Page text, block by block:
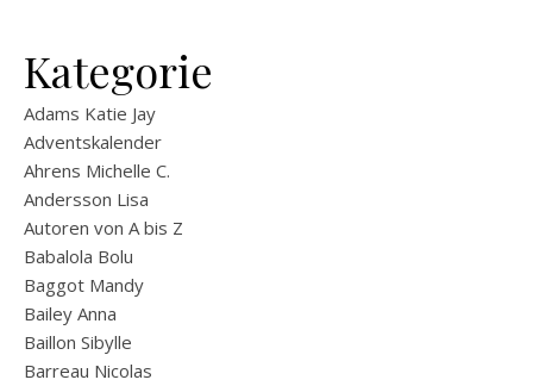
Kategorie
Adams Katie Jay
Adventskalender
Ahrens Michelle C.
Andersson Lisa
Autoren von A bis Z
Babalola Bolu
Baggot Mandy
Bailey Anna
Baillon Sibylle
Barreau Nicolas